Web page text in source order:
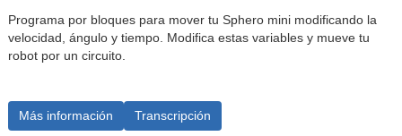
Programa por bloques para mover tu Sphero mini modificando la
velocidad, ángulo y tiempo. Modifica estas variables y mueve tu
robot por un circuito.
Más información Transcripción